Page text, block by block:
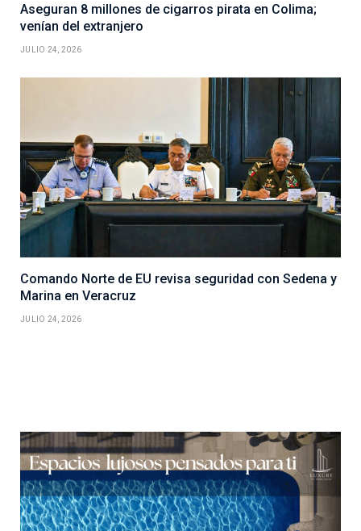
Aseguran 8 millones de cigarros pirata en Colima;
venían del extranjero
JULIO 24, 2026
Comando Norte de EU revisa seguridad con Sedena y
Marina en Veracruz
JULIO 24, 2026